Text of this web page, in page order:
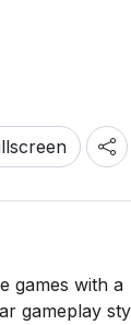
games with a
gameplay